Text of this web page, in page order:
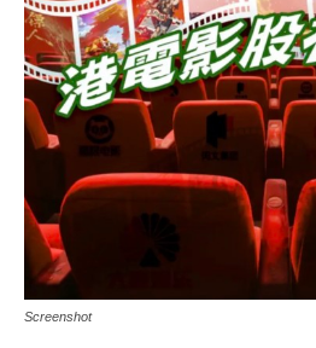
Screenshot